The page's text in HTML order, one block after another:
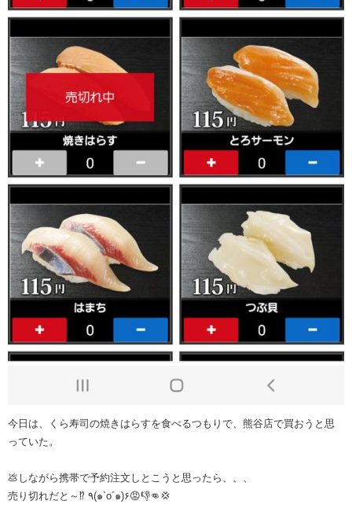
今日は、くら寿司の焼きはらすを食べるつもりで、熊谷店で買おうと思
っていた。
💩しながら携帯で予約注文しとこうと思ったら、、、
売り切れだと～⁉️ ٩(๑`o´๑)۶😡👎👊💢